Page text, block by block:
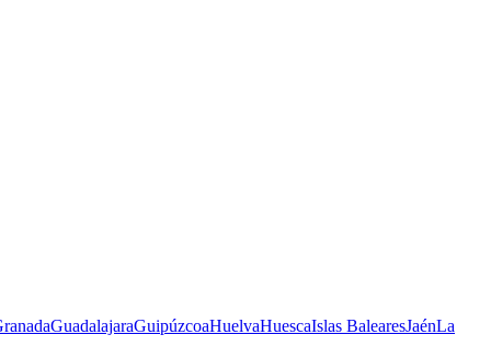
GuadalajaraGuipúzcoaHuelvaHuescaIslas BalearesJaénLa